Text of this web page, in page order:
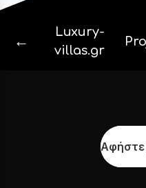
←
Luxury-
villas.gr
Αφήστε